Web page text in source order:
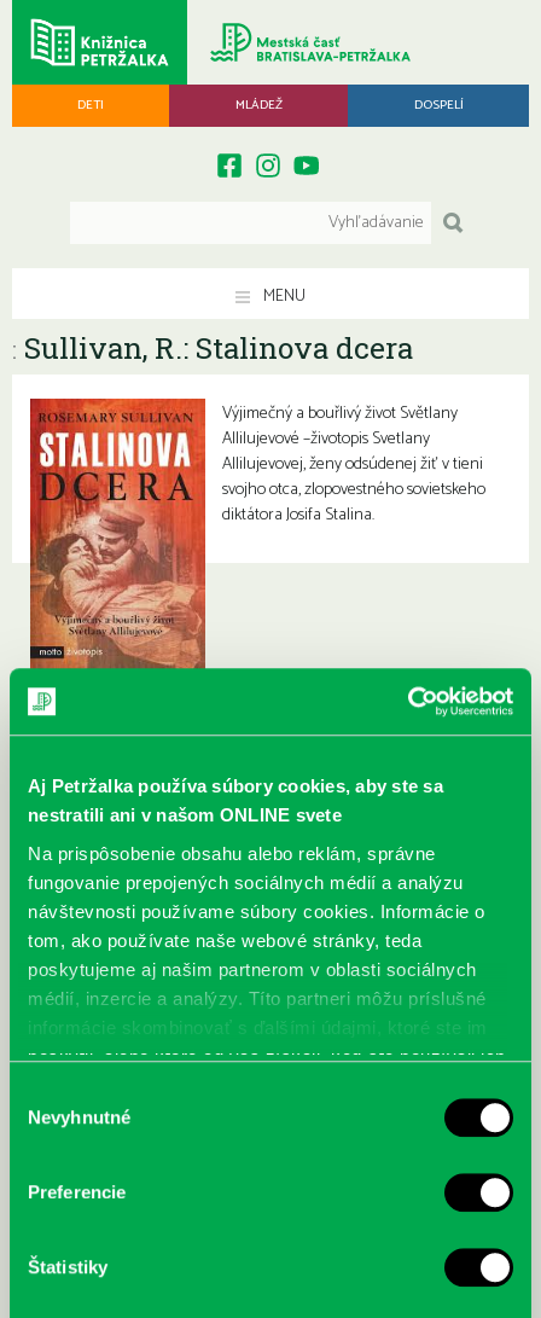
Aj Petržalka používa súbory cookies, aby ste sa
nestratili ani v našom ONLINE svete
Na prispôsobenie obsahu alebo reklám, správne
fungovanie prepojených sociálnych médií a analýzu
návštevnosti používame súbory cookies. Informácie o
tom, ako používate naše webové stránky, teda
poskytujeme aj našim partnerom v oblasti sociálnych
médií, inzercie a analýzy. Títo partneri môžu príslušné
informácie skombinovať s ďalšími údajmi, ktoré ste im
poskytli, alebo ktoré od vás získali, keď ste používali ich
súhlasu
Nevyhnutné
Preferencie
Štatistiky
DETI MLÁDEŽ DOSPELÍ
MENU
: Sullivan, R.: Stalinova dcera
Výjimečný a bouřlivý život Světlany
Allilujevové –životopis Svetlany
Allilujevovej, ženy odsúdenej žiť v tieni
svojho otca, zlopovestného sovietskeho
diktátora Josifa Stalina.
McGrath, Andy: Tadej Pogačar:
nezastaviteľný